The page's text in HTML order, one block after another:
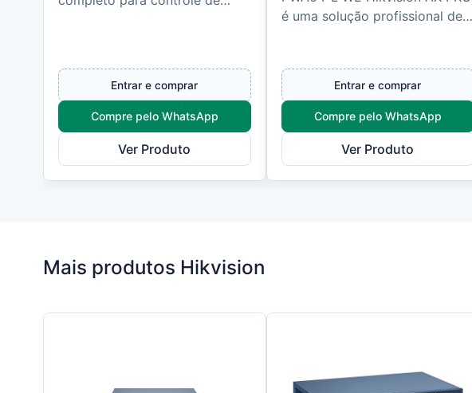
Entrar e comprar
Compre pelo WhatsApp
Ver Produto
é uma solução profissional de
Entrar e comprar
Compre pelo WhatsApp
Ver Produto
Mais produtos Hikvision